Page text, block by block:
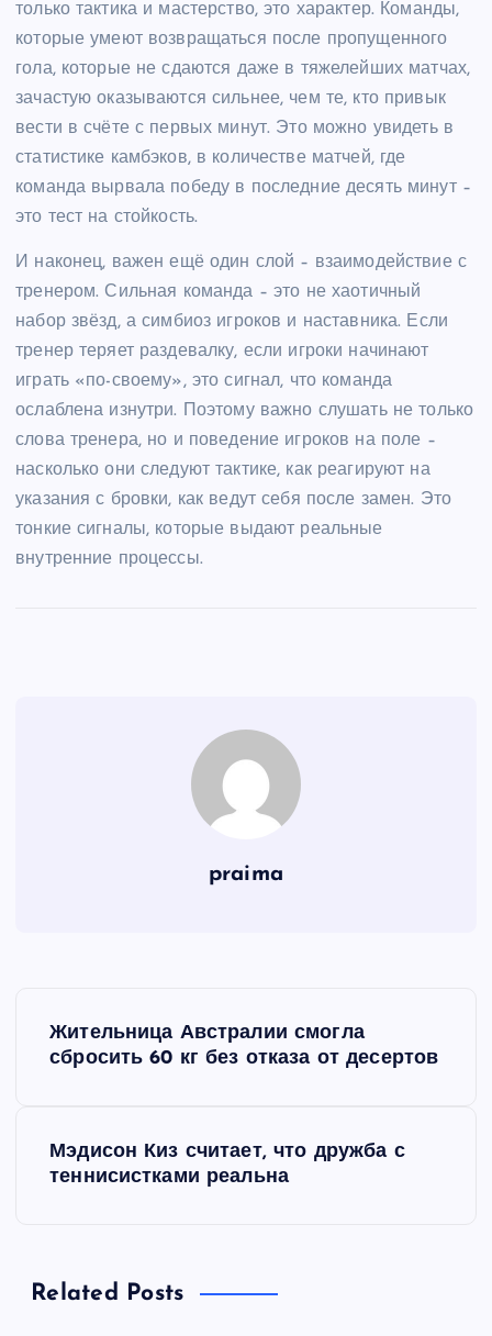
только тактика и мастерство, это характер. Команды,
которые умеют возвращаться после пропущенного
гола, которые не сдаются даже в тяжелейших матчах,
зачастую оказываются сильнее, чем те, кто привык
вести в счёте с первых минут. Это можно увидеть в
статистике камбэков, в количестве матчей, где
команда вырвала победу в последние десять минут –
это тест на стойкость.
И наконец, важен ещё один слой – взаимодействие с
тренером. Сильная команда – это не хаотичный
набор звёзд, а симбиоз игроков и наставника. Если
тренер теряет раздевалку, если игроки начинают
играть «по-своему», это сигнал, что команда
ослаблена изнутри. Поэтому важно слушать не только
слова тренера, но и поведение игроков на поле –
насколько они следуют тактике, как реагируют на
указания с бровки, как ведут себя после замен. Это
тонкие сигналы, которые выдают реальные
внутренние процессы.
praima
а
Жительница Австралии смогла
сбросить 60 кг без отказа от десертов
Мэдисон Киз считает, что дружба с
теннисистками реальна
Related Posts